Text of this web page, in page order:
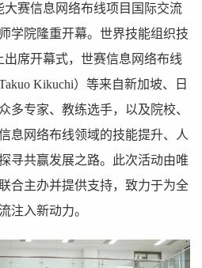
大赛信息网络布线项目国际交流
学院隆重开幕。世界技能组织技
出席开幕式，世赛信息网络布线
Kikuchi）等来自新加坡、日
多专家、教练选手，以及院校、
息网络布线领域的技能提升、人
寻共赢发展之路。此次活动由唯
合主办并提供支持，致力于为全
注入新动力。